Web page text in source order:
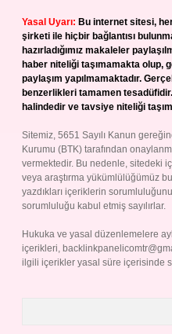
Yasal Uyarı: Bu internet sitesi,
şirketi ile hiçbir bağlantısı
hazırladığımız makaleler
haber niteliği taşımamakta olup,
paylaşım yapılmamaktadır.
benzerlikleri tamamen
halindedir ve tavsiye niteliği
Sitemiz, 5651 Sayılı Kanun
Kurumu (BTK) tarafından
vermektedir. Bu nedenle, sitedeki
veya araştırma yükümlülüğümüz
yazdıkları içeriklerin
sorumluluğu kabul etmiş sayılırlar.
Hukuka ve yasal düzenlemelere
içerikleri,
ilgili içerikler yasal süre içerisinde